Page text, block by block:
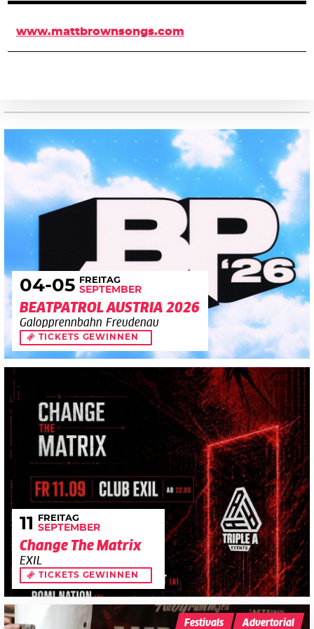
www.mattbrownsongs.com
04-05 FREITAG
SEPTEMBER
BEATPATROL AUSTRIA 2026
Galopprennbahn Freudenau
TICKETS GEWINNEN
11 FREITAG
SEPTEMBER
Change The Matrix
EXIL
TICKETS GEWINNEN
Festivals Advertorial